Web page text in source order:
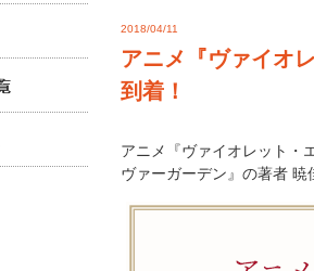
2018/04/11
アニメ『ヴァイオ
到着！
アニメ『ヴァイオレット・
ヴァーガーデン』の著者